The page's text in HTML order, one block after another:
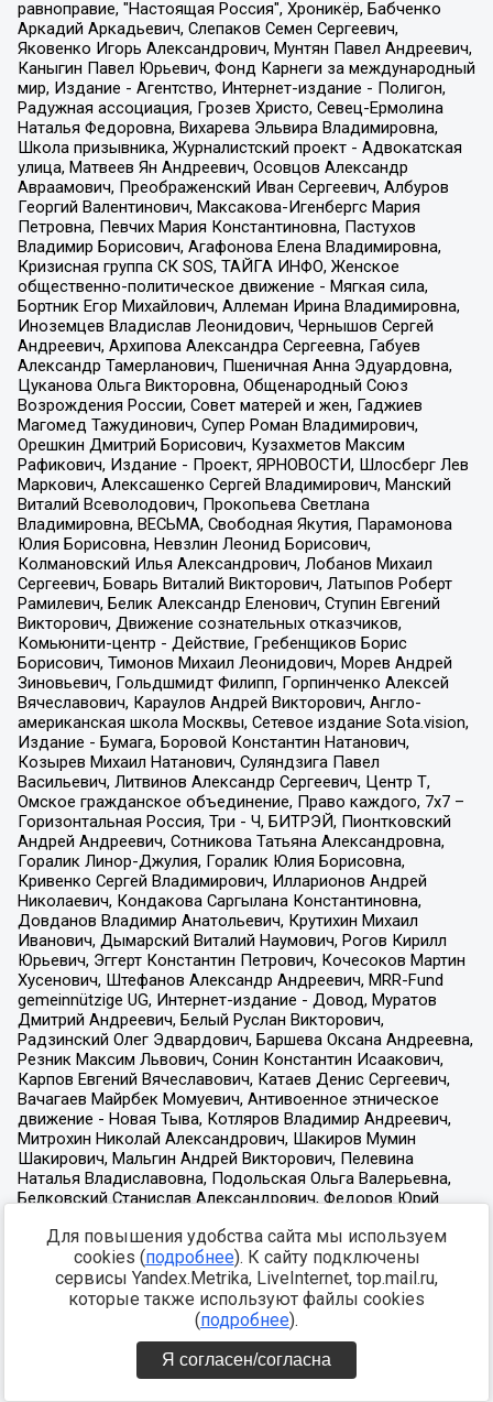
Для повышения удобства сайта мы используем
cookies (подробнее). К сайту подключены
сервисы Yandex.Metrika, LiveInternet, top.mail.ru,
которые также используют файлы cookies
(подробнее).
Я согласен/согласна